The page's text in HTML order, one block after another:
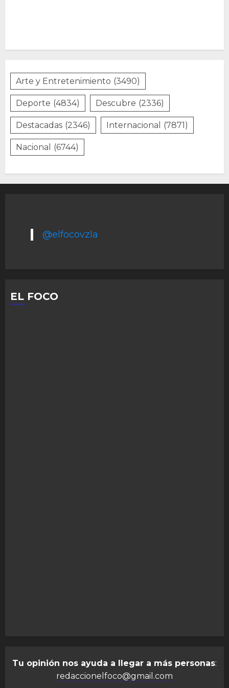
Arte y Entretenimiento (3490)
Deporte (4834) Descubre (2336)
Destacadas (2346) Internacional (7871)
Nacional (6744)
@elfocovzla
EL FOCO
Tu opinión nos ayuda a llegar a más personas:
redaccionelfoco@gmail.com